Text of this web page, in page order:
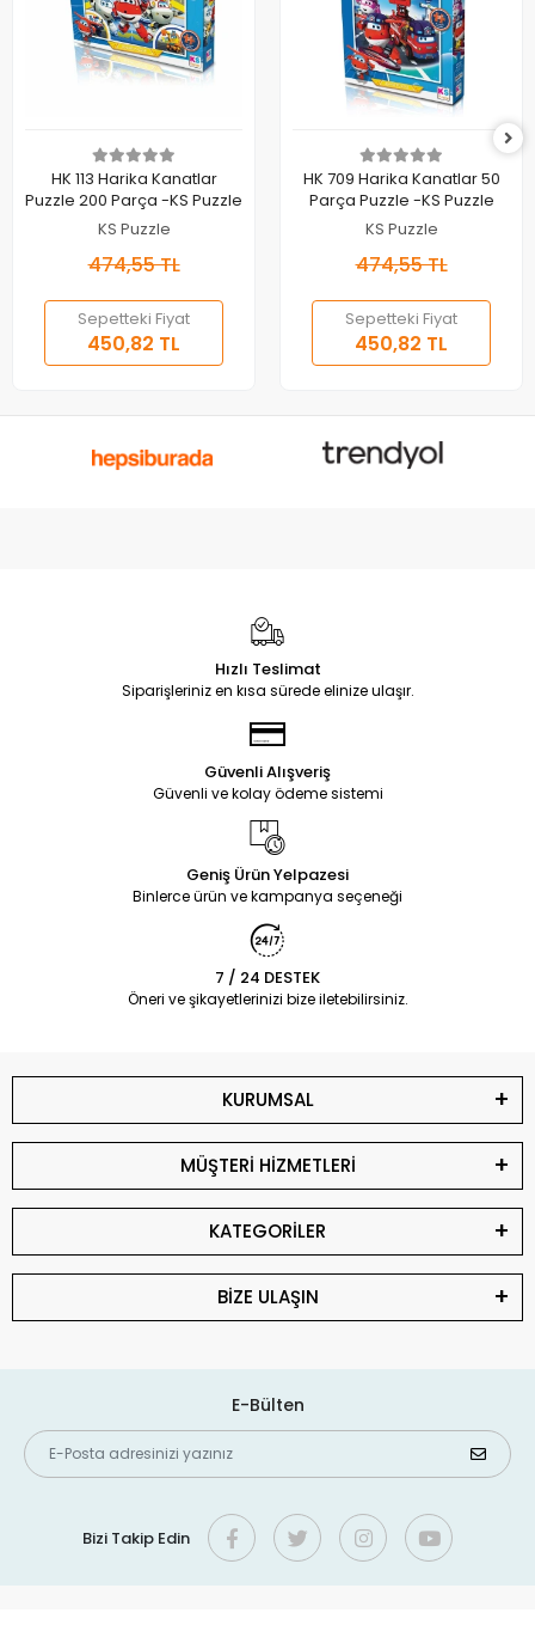
Sepete Ekle
HK 113 Harika Kanatlar
Puzzle 200 Parça -KS Puzzle
KS Puzzle
474,55 TL
Sepetteki Fiyat
450,82 TL
Sepete Ekle
HK 709 Harika Kanatlar 50
Parça Puzzle -KS Puzzle
KS Puzzle
474,55 TL
Sepetteki Fiyat
450,82 TL
Hızlı Teslimat
Siparişleriniz en kısa sürede elinize ulaşır.
Güvenli Alışveriş
Güvenli ve kolay ödeme sistemi
Geniş Ürün Yelpazesi
Binlerce ürün ve kampanya seçeneği
7 / 24 DESTEK
Öneri ve şikayetlerinizi bize iletebilirsiniz.
KURUMSAL
MÜŞTERİ HİZMETLERİ
KATEGORİLER
BİZE ULAŞIN
E-Bülten
Bizi Takip Edin